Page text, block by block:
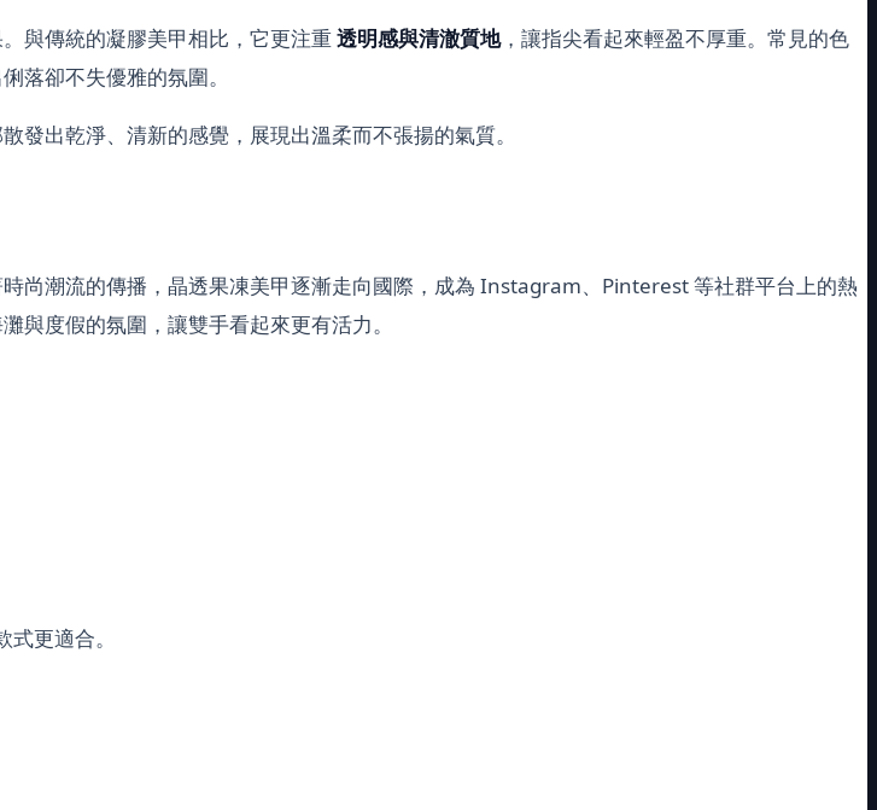
與傳統的凝膠美甲相比，它更注重透明感與清澈質地，讓指尖看起來輕盈不厚重。常見的色
落卻不失優雅的氛圍。
出乾淨、清新的感覺，展現出溫柔而不張揚的氣質。
尚潮流的傳播，晶透果凍美甲逐漸走向國際，成為 Instagram、Pinterest 等社群平台上的熱
與度假的氛圍，讓雙手看起來更有活力。
更適合。